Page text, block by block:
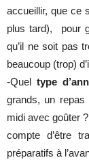
accueillir, que ce
plus tard), pour
qu’il ne soit pas
beaucoup (trop)
-Quel type
grands, un
midi avec goûter
compte d’être
préparatifs à